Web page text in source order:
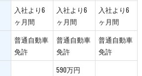
入社より6
ヶ月間
入社より6
ヶ月間
入社より6
ヶ月間
普通自動車
免許
普通自動車
免許
普通自動車
免許
590万円